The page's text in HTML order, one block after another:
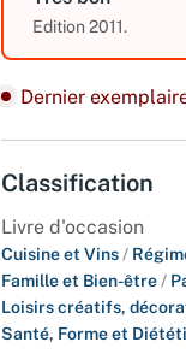
Edition 2011.
Dernier
Classification
Livre d'occasion
Cuisine et Vins /
Famille et Bien-être /
Loisirs créatifs,
Santé, Forme et